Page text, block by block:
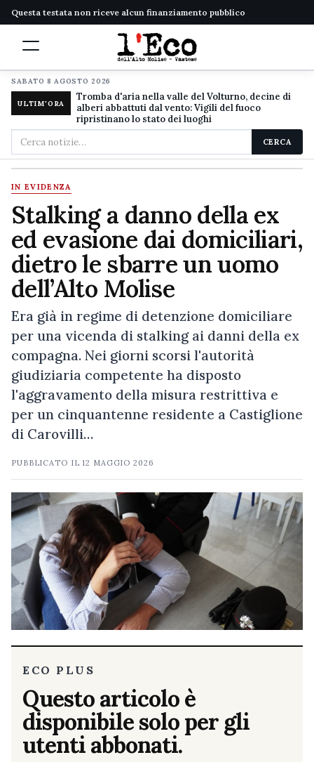
Questa testata non riceve alcun finanziamento pubblico
SABATO 8 AGOSTO 2026
ULTIM'ORA
Tromba d'aria nella valle del Volturno, decine di
alberi abbattuti dal vento: Vigili del fuoco
ripristinano lo stato dei luoghi
Cerca
nel
sito
CERCA
IN EVIDENZA
Stalking a danno della ex
ed evasione dai domiciliari,
dietro le sbarre un uomo
dell’Alto Molise
Era già in regime di detenzione domiciliare
per una vicenda di stalking ai danni della ex
compagna. Nei giorni scorsi l'autorità
giudiziaria competente ha disposto
l'aggravamento della misura restrittiva e
per un cinquantenne residente a Castiglione
di Carovilli…
PUBBLICATO IL12 MAGGIO 2026
ECO PLUS
Questo articolo è
disponibile solo per gli
utenti abbonati.